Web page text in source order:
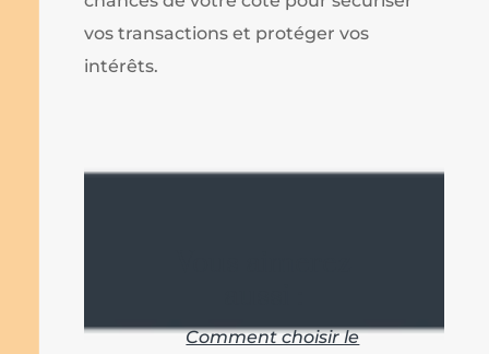
vos transactions et protéger vos
intérêts.
Comment choisir le